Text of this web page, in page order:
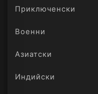
Приключенски
Военни
Азиатски
Индийски